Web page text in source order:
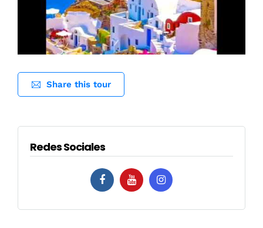
Share this tour
Redes Sociales